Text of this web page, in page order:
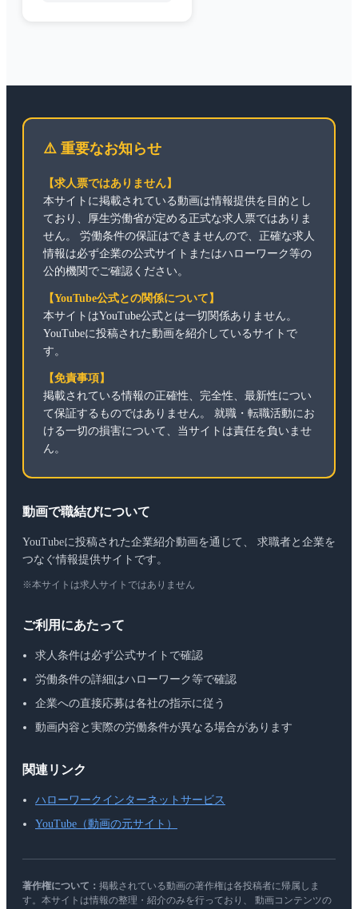
⚠️ 重要なお知らせ
【求人票ではありません】
本サイトに掲載されている動画は情報提供を目的とし
ており、厚生労働省が定める正式な求人票ではありま
せん。 労働条件の保証はできませんので、正確な求人
情報は必ず企業の公式サイトまたはハローワーク等の
公的機関でご確認ください。
【YouTube公式との関係について】
本サイトはYouTube公式とは一切関係ありません。
YouTubeに投稿された動画を紹介しているサイトで
す。
【免責事項】
掲載されている情報の正確性、完全性、最新性につい
て保証するものではありません。 就職・転職活動にお
ける一切の損害について、当サイトは責任を負いませ
ん。
動画で職結びについて
YouTubeに投稿された企業紹介動画を通じて、 求職者と企業を
つなぐ情報提供サイトです。
※本サイトは求人サイトではありません
ご利用にあたって
求人条件は必ず公式サイトで確認
労働条件の詳細はハローワーク等で確認
企業への直接応募は各社の指示に従う
動画内容と実際の労働条件が異なる場合があります
関連リンク
ハローワークインターネットサービス
YouTube（動画の元サイト）
著作権について： 掲載されている動画の著作権は各投稿者に帰属しま
す。本サイトは情報の整理・紹介のみを行っており、 動画コンテンツの